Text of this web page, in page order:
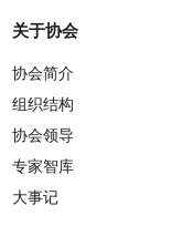
关于协会
协会简介
组织结构
协会领导
专家智库
大事记